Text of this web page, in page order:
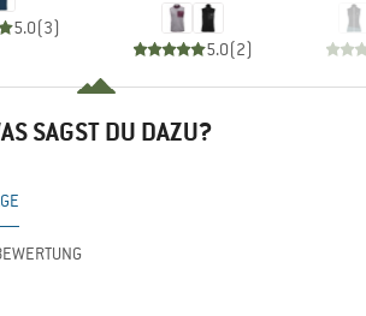
5.0(3)
5.0(2)
SAGST DU DAZU?